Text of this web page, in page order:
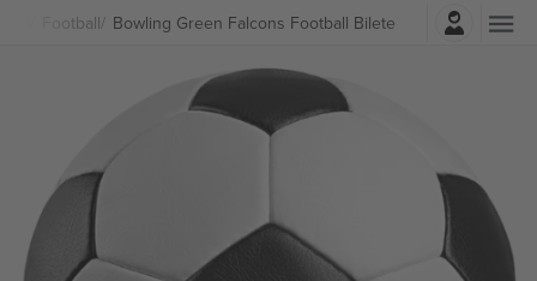
Football Bowling Green Falcons Football Bilete
Autentificare